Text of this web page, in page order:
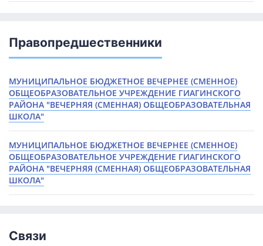
Правопредшественники
МУНИЦИПАЛЬНОЕ БЮДЖЕТНОЕ ВЕЧЕРНЕЕ (СМЕННОЕ)
ОБЩЕОБРАЗОВАТЕЛЬНОЕ УЧРЕЖДЕНИЕ ГИАГИНСКОГО
РАЙОНА "ВЕЧЕРНЯЯ (СМЕННАЯ) ОБЩЕОБРАЗОВАТЕЛЬНАЯ
ШКОЛА"
МУНИЦИПАЛЬНОЕ БЮДЖЕТНОЕ ВЕЧЕРНЕЕ (СМЕННОЕ)
ОБЩЕОБРАЗОВАТЕЛЬНОЕ УЧРЕЖДЕНИЕ ГИАГИНСКОГО
РАЙОНА "ВЕЧЕРНЯЯ (СМЕННАЯ) ОБЩЕОБРАЗОВАТЕЛЬНАЯ
ШКОЛА"
Связи